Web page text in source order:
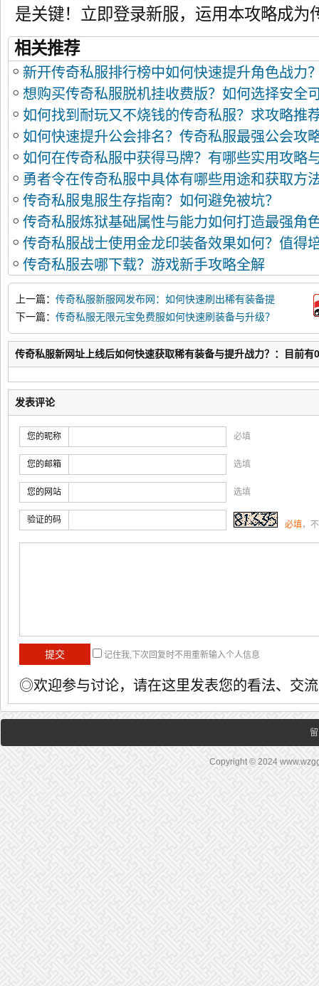
是关键！立即登录新服，运用本攻略成为
相关推荐
新开传奇私服排行榜中如何快速提升角色战力
想购买传奇私服脱机挂收费版？如何选择安全
如何找到耐玩又不烧钱的传奇私服？求攻略推
如何快速提升公会排名？传奇私服最强公会攻
如何在传奇私服中获得马牌？有哪些实用攻略
勇者令在传奇私服中具体有哪些用途和获取方
传奇私服鬼服生存指南？如何避免被坑？
传奇私服炼狱基础属性与能力如何打造最强角
传奇私服战士使用金龙印装备效果如何？值得
传奇私服去哪下载？游戏新手攻略全解
上一篇： 传奇私服新服网发布网：如何快速刷出稀有装备提
升战力？
下一篇： 传奇私服无限元宝免费服如何快速刷装备与升级？
传奇私服新网址上线后如何快速获取稀有装备与提升战力？：目前有
发表评论
您的昵称 必填
您的邮箱 选填
您的网站 选填
验证的码 必填，
记住我,下次回复时不用重新输入个人信息
◎欢迎参与讨论，请在这里发表您的看法、交
Copyright © 2024